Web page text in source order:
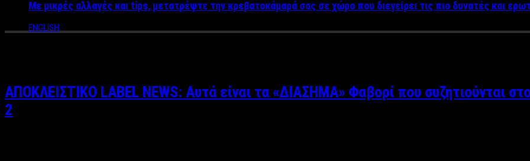
Με μικρές αλλαγές και tips, μετατρέψτε την κρεβατοκάμαρά σας σε χώρο που διεγείρει τις πιο δυνατές και
ENGLISH
ΑΠΟΚΛΕΙΣΤΙΚΟ LABEL NEWS: Αυτά είναι τα «ΔΙΑΣΗΜΑ» Φαβορί που συζητιούνται
2